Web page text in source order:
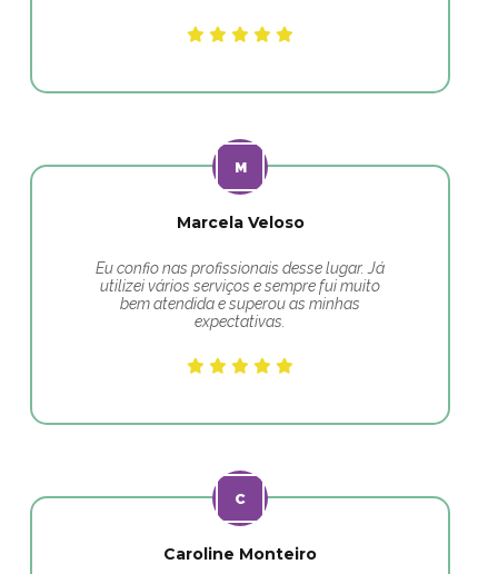
Marcela Veloso
Eu confio nas profissionais desse lugar. Já
utilizei vários serviços e sempre fui muito
bem atendida e superou as minhas
expectativas.
Caroline Monteiro